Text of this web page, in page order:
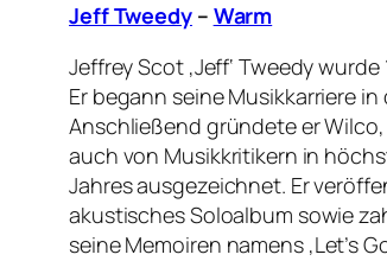
Jeff Tweedy– Warm
Jeffrey Scot ‚Jeff‘ Tweedy
Er begann seine Musikkarriere
Anschließend gründete er Wilco,
auch von Musikkritikern in
Jahres ausgezeichnet. Er
akustisches Soloalbum sowie
seine Memoiren namens ‚Let’s